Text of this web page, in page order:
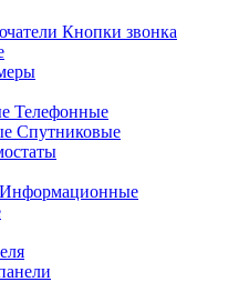
Кнопки звонка
Телефонные
Спутниковые
Информационные